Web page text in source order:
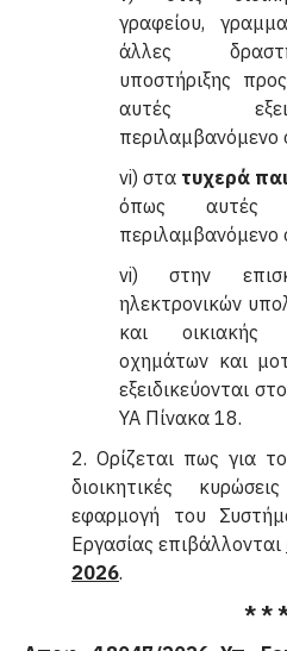
γραφείου,
άλλες
υποστήριξης
αυτές
περιλαμβανόμενο
vi) στα τυχερά
όπως αυτές
περιλαμβανόμενο
vi) στην
ηλεκτρονικών
και οικιακής
οχημάτων και
εξειδικεύονται
ΥΑ Πίνακα 18.
2. Ορίζεται πως για
διοικητικές
εφαρμογή του
Εργασίας επιβάλλονται
2026.
* *